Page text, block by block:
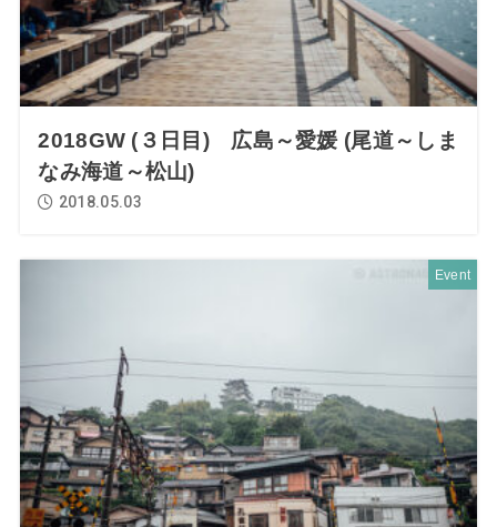
2018GW (３日目) 広島～愛媛 (尾道～しま
なみ海道～松山)
2018.05.03
Event